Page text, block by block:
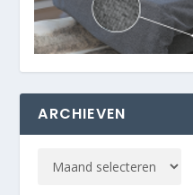
ARCHIEVEN